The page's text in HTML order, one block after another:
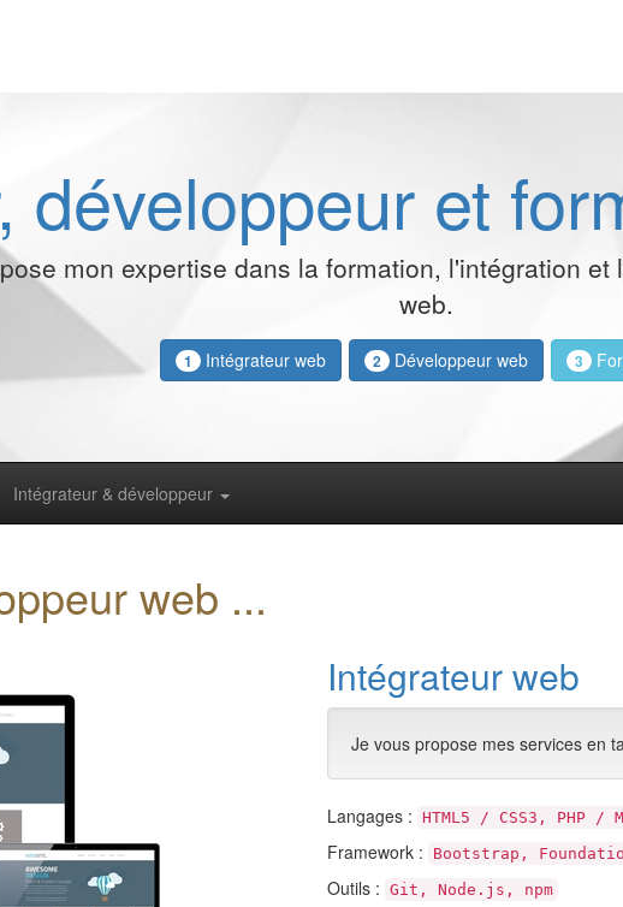
développeur et
mon expertise dans la formation, l'intégration
web.
1 Intégrateur web 2 Développeur web 3
Intégrateur & développeur
web ...
Intégrateur web
Je vous propose mes services en
Langages : HTML5 / CSS3, PHP
Framework : Bootstrap,
Outils : Git, Node.js, npm